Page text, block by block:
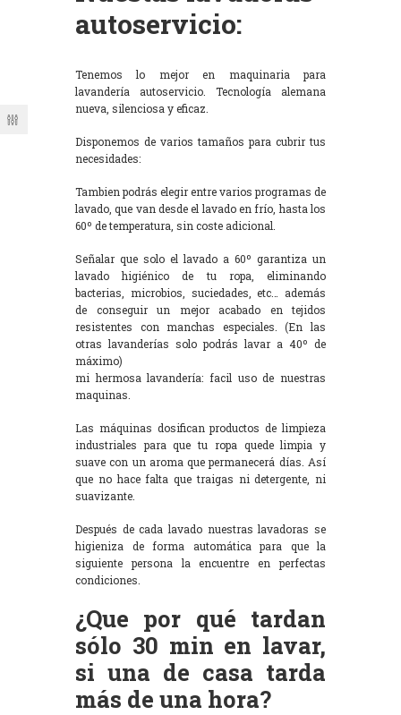
autoservicio:
Tenemos lo mejor en maquinaria para
lavandería autoservicio. Tecnología alemana
nueva, silenciosa y eficaz.
Disponemos de varios tamaños para cubrir tus
necesidades:
Tambien podrás elegir entre varios programas de
lavado, que van desde el lavado en frío, hasta los
60º de temperatura, sin coste adicional.
Señalar que solo el lavado a 60º garantiza un
lavado higiénico de tu ropa, eliminando
bacterias, microbios, suciedades, etc… además
de conseguir un mejor acabado en tejidos
resistentes con manchas especiales. (En las
otras lavanderías solo podrás lavar a 40º de
máximo)
mi hermosa lavandería: facil uso de nuestras
maquinas.
Las máquinas dosifican productos de limpieza
industriales para que tu ropa quede limpia y
suave con un aroma que permanecerá días. Así
que no hace falta que traigas ni detergente, ni
suavizante.
Después de cada lavado nuestras lavadoras se
higieniza de forma automática para que la
siguiente persona la encuentre en perfectas
condiciones.
¿Que por qué tardan
sólo 30 min en lavar,
si una de casa tarda
más de una hora?